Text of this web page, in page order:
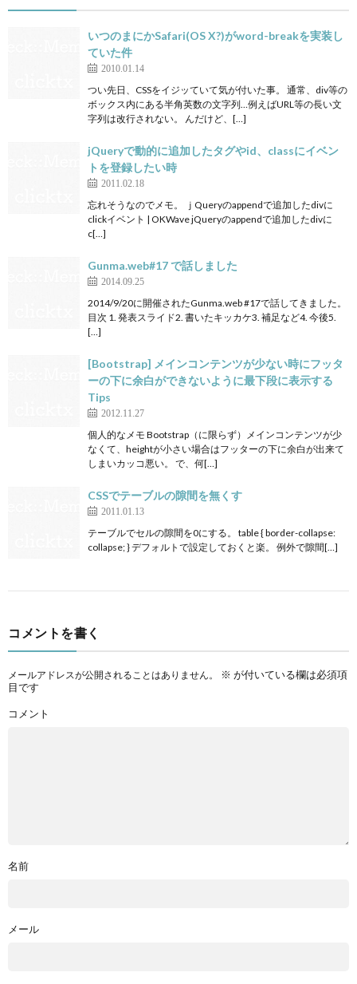
いつのまにかSafari(OS X?)がword-breakを実装し
ていた件
2010.01.14
つい先日、CSSをイジッていて気が付いた事。 通常、div等の
ボックス内にある半角英数の文字列…例えばURL等の長い文
字列は改行されない。 んだけど、[…]
jQueryで動的に追加したタグやid、classにイベン
トを登録したい時
2011.02.18
忘れそうなのでメモ。 ｊQueryのappendで追加したdivに
clickイベント | OKWave jQueryのappendで追加したdivに
c[…]
Gunma.web#17 で話しました
2014.09.25
2014/9/20に開催されたGunma.web #17で話してきました。
目次 1. 発表スライド2. 書いたキッカケ3. 補足など4. 今後5.
[…]
[Bootstrap] メインコンテンツが少ない時にフッタ
ーの下に余白ができないように最下段に表示する
Tips
2012.11.27
個人的なメモ Bootstrap（に限らず）メインコンテンツが少
なくて、heightが小さい場合はフッターの下に余白が出来て
しまいカッコ悪い。 で、何[…]
CSSでテーブルの隙間を無くす
2011.01.13
テーブルでセルの隙間を0にする。 table { border-collapse:
collapse; } デフォルトで設定しておくと楽。 例外で隙間[…]
コメントを書く
メールアドレスが公開されることはありません。 ※ が付いている欄は必須項
目です
コメント
名前
メール